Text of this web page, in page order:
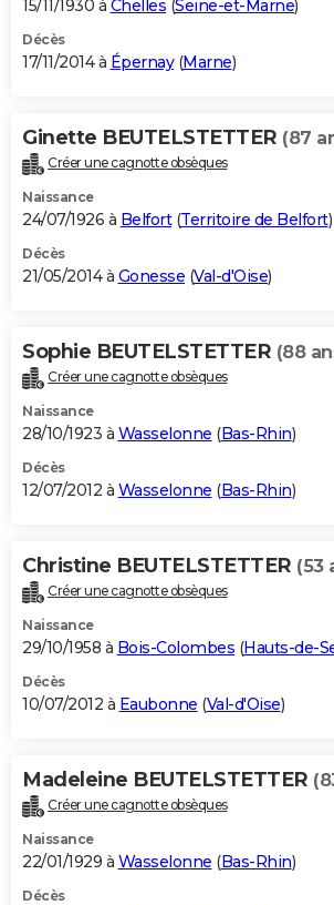
15/11/1930 à Chelles (Seine-et-Marne)
Décès
17/11/2014 à Épernay(Marne)
Ginette BEUTELSTETTER (87
Créer une cagnotte obsèques
Naissance
24/07/1926 à Belfort(Territoire de Belfort)
Décès
21/05/2014 à Gonesse (Val-d'Oise)
Sophie BEUTELSTETTER (88
Créer une cagnotte obsèques
Naissance
28/10/1923 à Wasselonne (Bas-Rhin)
Décès
12/07/2012 à Wasselonne (Bas-Rhin)
Christine BEUTELSTETTER (53
Créer une cagnotte obsèques
Naissance
29/10/1958 à Bois-Colombes (Hauts-de-
Décès
10/07/2012 à Eaubonne (Val-d'Oise)
Madeleine BEUTELSTETTER
Créer une cagnotte obsèques
Naissance
22/01/1929 à Wasselonne (Bas-Rhin)
Décès